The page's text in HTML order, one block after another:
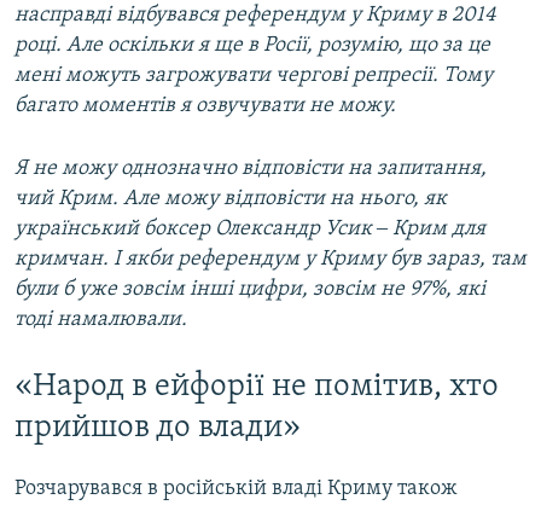
насправді відбувався референдум у Криму в 2014
році. Але оскільки я ще в Росії, розумію, що за це
мені можуть загрожувати чергові репресії. Тому
багато моментів я озвучувати не можу.
Я не можу однозначно відповісти на запитання,
чий Крим. Але можу відповісти на нього, як
український боксер Олександр Усик ‒ Крим для
кримчан. І якби референдум у Криму був зараз, там
були б уже зовсім інші цифри, зовсім не 97%, які
тоді намалювали.
«Народ в ейфорії не помітив, хто
прийшов до влади»
Розчарувався в російській владі Криму також